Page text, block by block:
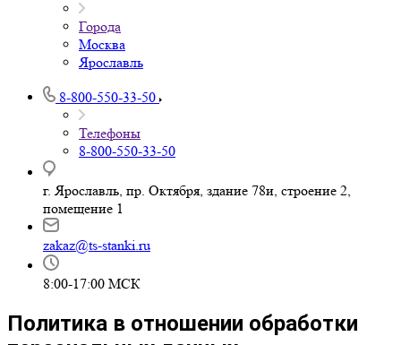
Города
Москва
Ярославль
8-800-550-33-50
Телефоны
8-800-550-33-50
г. Ярославль, пр. Октября, здание 78и, строение 2,
помещение 1
zakaz@ts-stanki.ru
8:00-17:00 МСК
Политика в отношении обработки